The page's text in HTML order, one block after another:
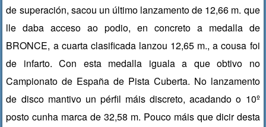
de superación, sacou un último lanzamento de 12,66 m. que
lle daba acceso ao podio, en concreto a medalla de
BRONCE, a cuarta clasificada lanzou 12,65 m., a cousa foi
de infarto. Con esta medalla iguala a que obtivo no
Campionato de España de Pista Cuberta. No lanzamento
de disco mantivo un pérfil máis discreto, acadando o 10º
posto cunha marca de 32,58 m. Pouco máis que dicir desta